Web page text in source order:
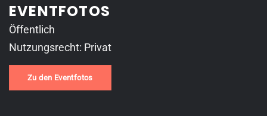
EVENTFOTOS
Öffentlich
Nutzungsrecht: Privat
Zu den Eventfotos